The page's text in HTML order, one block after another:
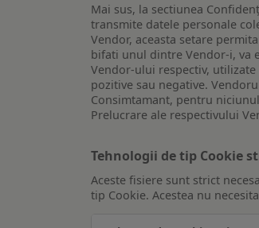
Mai sus, la sectiunea
transmite datele personale
Vendor, aceasta setare
bifati unul dintre Vendor-i, va
Vendor-ului respectiv,
pozitive sau negative.
Consimtamant, pentru
Prelucrare ale respectivului
Tehnologii de tip Cookie
Aceste fisiere sunt strict
tip Cookie. Acestea nu